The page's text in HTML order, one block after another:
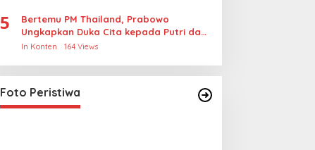
5
Bertemu PM Thailand, Prabowo
Ungkapkan Duka Cita kepada Putri dan
Selamat Ulang Tahun ke Raja Thailand
In Konten 164 Views
Foto Peristiwa
Gabungan dan Penembakan
Senjata Khusus TNI
In Foto Peristiwa |